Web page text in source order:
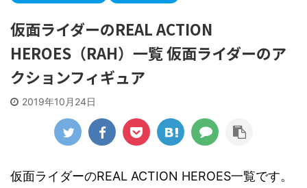
仮面ライダーのREAL ACTION
HEROES（RAH）一覧 仮面ライダーのア
クションフィギュア
2019年10月24日
仮面ライダーのREAL ACTION HEROES一覧です。